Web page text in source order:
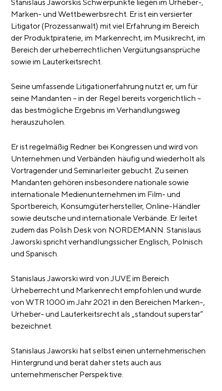
Stanislaus Jaworskis Schwerpunkte liegen im Urheber-,
Marken- und Wettbewerbsrecht. Er ist ein versierter
Litigator (Prozessanwalt) mit viel Erfahrung im Bereich
der Produktpiraterie, im Markenrecht, im Musikrecht, im
Bereich der urheberrechtlichen Vergütungsansprüche
sowie im Lauterkeitsrecht.
Seine umfassende Litigationerfahrung nutzt er, um für
seine Mandanten – in der Regel bereits vorgerichtlich –
das bestmögliche Ergebnis im Verhandlungsweg
herauszuholen.
Er ist regelmäßig Redner bei Kongressen und wird von
Unternehmen und Verbänden häufig und wiederholt als
Vortragender und Seminarleiter gebucht. Zu seinen
Mandanten gehören insbesondere nationale sowie
internationale Medienunternehmen im Film- und
Sportbereich, Konsumgüterhersteller, Online-Händler
sowie deutsche und internationale Verbände. Er leitet
zudem das Polish Desk von NORDEMANN. Stanislaus
Jaworski spricht verhandlungssicher Englisch, Polnisch
und Spanisch.
Stanislaus Jaworski wird von JUVE im Bereich
Urheberrecht und Markenrecht empfohlen und wurde
von WTR 1000 im Jahr 2021 in den Bereichen Marken-,
Urheber- und Lauterkeitsrecht als „standout superstar“
bezeichnet.
Stanislaus Jaworski hat selbst einen unternehmerischen
Hintergrund und berät daher stets auch aus
unternehmerischer Perspektive.